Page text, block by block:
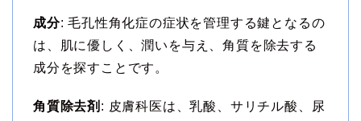
成分: 毛孔性角化症の症状を管理する鍵となるの
は、肌に優しく、潤いを与え、角質を除去する
成分を探すことです。
角質除去剤 : 皮膚科医は、乳酸、サリチル酸、尿